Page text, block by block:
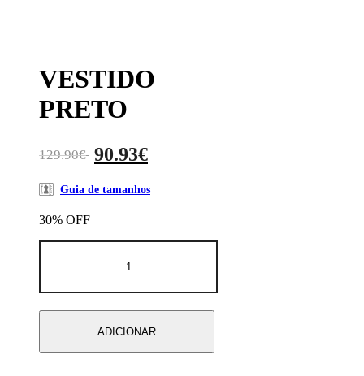
VESTIDO
PRETO
129.90€ 90.93€
Guia de tamanhos
30% OFF
de
PRETO
ADICIONAR